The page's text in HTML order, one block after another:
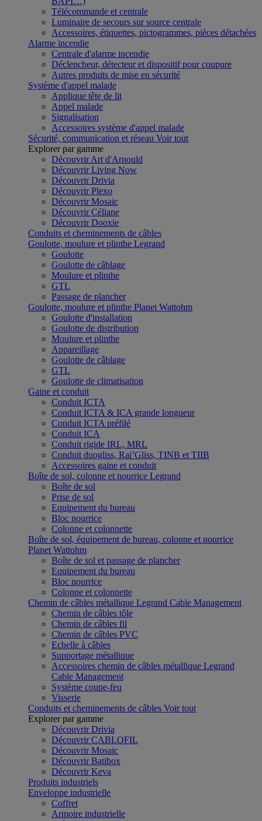
Télécommande et centrale
Luminaire de secours sur source centrale
Accessoires, étiquettes, pictogrammes, pièces détachées
Alarme incendie
Centrale d'alarme incendie
Déclencheur, détecteur et dispositif pour coupure
Autres produits de mise en sécurité
Système d'appel malade
Applique tête de lit
Appel malade
Signalisation
Accessoires système d'appel malade
Sécurité, communication et réseau Voir tout
Explorer par gamme
Découvrir Art d'Arnould
Découvrir Living Now
Découvrir Drivia
Découvrir Plexo
Découvrir Mosaic
Découvrir Céliane
Découvrir Dooxie
Conduits et cheminements de câbles
Goulotte, moulure et plinthe Legrand
Goulotte
Goulotte de câblage
Moulure et plinthe
GTL
Passage de plancher
Goulotte, moulure et plinthe Planet Wattohm
Goulotte d'installation
Goulotte de distribution
Moulure et plinthe
Appareillage
Goulotte de câblage
GTL
Goulotte de climatisation
Gaine et conduit
Conduit ICTA
Conduit ICTA & ICA grande longueur
Conduit ICTA préfilé
Conduit ICA
Conduit rigide IRL, MRL
Conduit duogliss, Rai’Gliss, TINB et TIIB
Accessoires gaine et conduit
Boîte de sol, colonne et nourrice Legrand
Boîte de sol
Prise de sol
Equipement du bureau
Bloc nourrice
Colonne et colonnette
Boîte de sol, équipement de bureau, colonne et nourrice
Planet Wattohm
Boîte de sol et passage de plancher
Equipement du bureau
Bloc nourrice
Colonne et colonnette
Chemin de câbles métallique Legrand Cable Management
Chemin de câbles tôle
Chemin de câbles fil
Chemin de câbles PVC
Echelle à câbles
Supportage métallique
Accessoires chemin de câbles métallique Legrand
Cable Management
Système coupe-feu
Visserie
Conduits et cheminements de câbles Voir tout
Explorer par gamme
Découvrir Drivia
Découvrir CABLOFIL
Découvrir Mosaic
Découvrir Batibox
Découvrir Keva
Produits industriels
Enveloppe industrielle
Coffret
Armoire industrielle